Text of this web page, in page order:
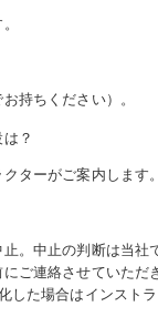
持ちください）。
？
ターがご案内します
。中止の判断は当
ご連絡させていた
した場合はインスト